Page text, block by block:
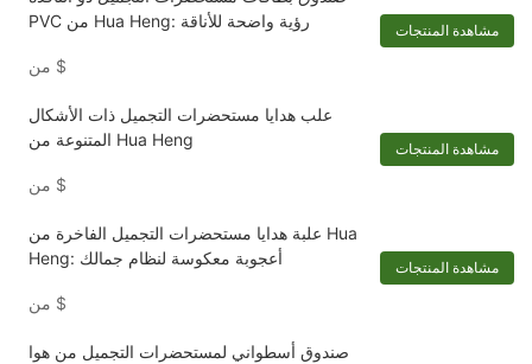
PVC من Hua Heng: رؤية واضحة للأناقة
$
مشاهدة المنتجات
علب هدايا مستحضرات التجميل ذات الأشكال
المتنوعة من Hua Heng
$
مشاهدة المنتجات
علبة هدايا مستحضرات التجميل الفاخرة من Hua
Heng: أعجوبة معكوسة لنظام جمالك
$
مشاهدة المنتجات
صندوق أسطواني لمستحضرات التجميل من هوا